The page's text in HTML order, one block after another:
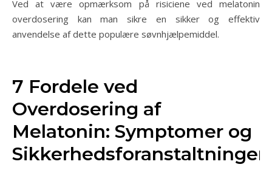
Ved at være opmærksom på risiciene ved melatonin
overdosering kan man sikre en sikker og effektiv
anvendelse af dette populære søvnhjælpemiddel.
7 Fordele ved
Overdosering af
Melatonin: Symptomer og
Sikkerhedsforanstaltninger